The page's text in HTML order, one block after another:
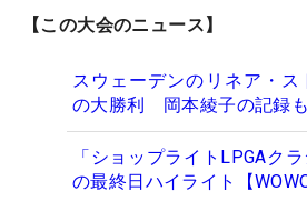
【この大会のニュース】
スウェーデンのリネア・
の大勝利 岡本綾子の記録も
「ショップライトLPGAク
の最終日ハイライト【